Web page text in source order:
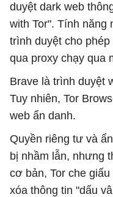
duyệt dark web
with Tor". Tính năng
trình duyệt cho
qua proxy chạy qua
Brave là trình duyệt
Tuy nhiên, Tor
web ẩn danh.
Quyền riêng tư và
bị nhầm lẫn, nhưng
cơ bản, Tor che
xóa thông tin "dấu